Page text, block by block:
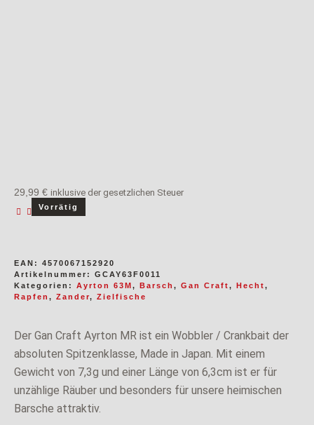
29,99 € inklusive der gesetzlichen Steuer
EAN: 4570067152920
Artikelnummer: GCAY63F0011
Kategorien: Ayrton 63M, Barsch , Gan Craft, Hecht,
Rapfen , Zander, Zielfische
Der Gan Craft Ayrton MR ist ein Wobbler / Crankbait der
absoluten Spitzenklasse, Made in Japan. Mit einem
Gewicht von 7,3g und einer Länge von 6,3cm ist er für
unzählige Räuber und besonders für unsere heimischen
Barsche attraktiv.
Vorrätig